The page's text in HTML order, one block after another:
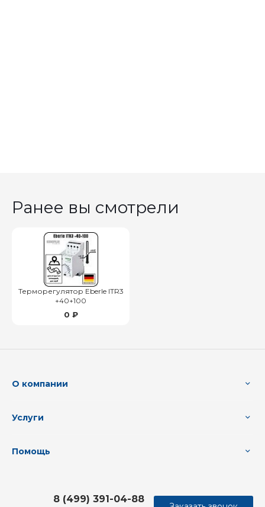
Ранее вы смотрели
Терморегулятор Eberle ITR3
+40+100
0 ₽
О компании
Услуги
Помощь
8 (499) 391-04-88